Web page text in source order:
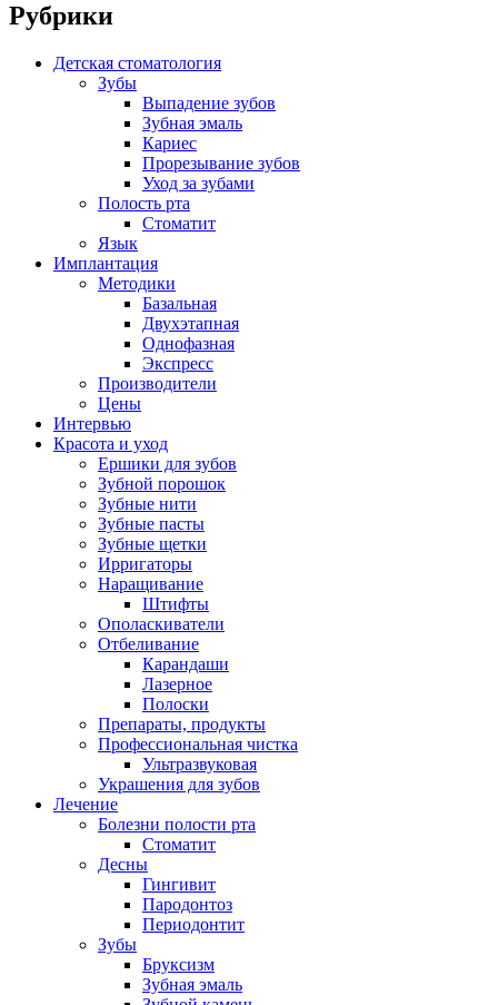
Рубрики
Детская стоматология
Зубы
Выпадение зубов
Зубная эмаль
Кариес
Прорезывание зубов
Уход за зубами
Полость рта
Стоматит
Язык
Имплантация
Методики
Базальная
Двухэтапная
Однофазная
Экспресс
Производители
Цены
Интервью
Красота и уход
Ершики для зубов
Зубной порошок
Зубные нити
Зубные пасты
Зубные щетки
Ирригаторы
Наращивание
Штифты
Ополаскиватели
Отбеливание
Карандаши
Лазерное
Полоски
Препараты, продукты
Профессиональная чистка
Ультразвуковая
Украшения для зубов
Лечение
Болезни полости рта
Стоматит
Десны
Гингивит
Пародонтоз
Периодонтит
Зубы
Бруксизм
Зубная эмаль